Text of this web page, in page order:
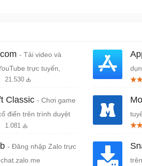
- Tải video và
trực tuyến,
21.530
Classic - Chơi game
điển trên trình duyệt
1.081
- Đăng nhập Zalo trực